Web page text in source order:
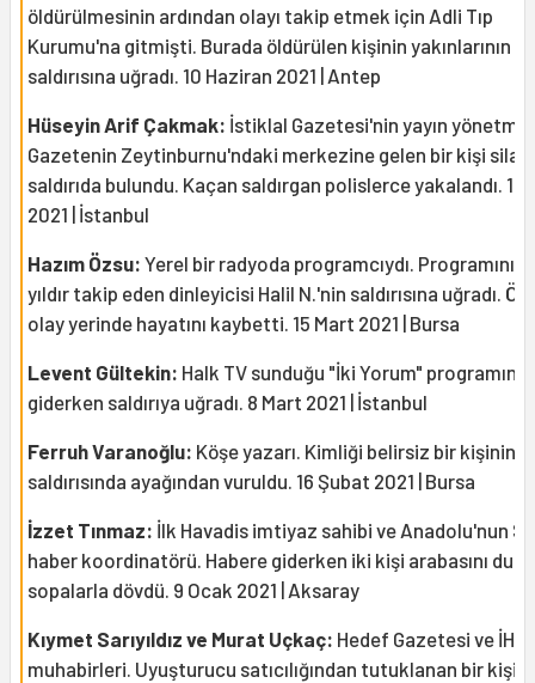
öldürülmesinin ardından olayı takip etmek için Adli Tıp
Kurumu'na gitmişti. Burada öldürülen kişinin yakınlarının
saldırısına uğradı. 10 Haziran 2021 | Antep
Hüseyin Arif Çakmak: İstiklal Gazetesi'nin yayın
Gazetenin Zeytinburnu'ndaki merkezine gelen bir kişi
saldırıda bulundu. Kaçan saldırgan polislerce yakalandı. 12
2021 | İstanbul
Hazım Özsu: Yerel bir radyoda programcıydı. Programını
yıldır takip eden dinleyicisi Halil N.'nin saldırısına uğradı.
olay yerinde hayatını kaybetti. 15 Mart 2021 | Bursa
Levent Gültekin: Halk TV sunduğu "İki Yorum" programına
giderken saldırıya uğradı. 8 Mart 2021 | İstanbul
Ferruh Varanoğlu: Köşe yazarı. Kimliği belirsiz bir kişinin
saldırısında ayağından vuruldu. 16 Şubat 2021 | Bursa
İzzet Tınmaz: İlk Havadis imtiyaz sahibi ve Anadolu'nun
haber koordinatörü. Habere giderken iki kişi arabasını
sopalarla dövdü. 9 Ocak 2021 | Aksaray
Kıymet Sarıyıldız ve Murat Uçkaç: Hedef Gazetesi ve İHA
muhabirleri. Uyuşturucu satıcılığından tutuklanan bir kişiyi